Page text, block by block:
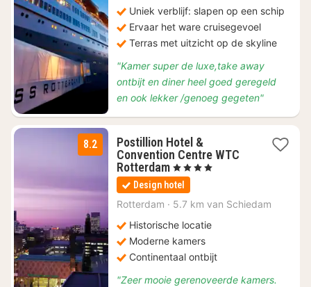
Uniek verblijf: slapen op een schip
Ervaar het ware cruisegevoel
Terras met uitzicht op de skyline
"Kamer super de luxe,take away
ontbijt en diner heel goed geregeld
en ook lekker /genoeg gegeten"
8.2
Postillion Hotel &
Convention Centre WTC
Rotterdam2
nachten
vanaf
€
, 4 Sterren
Design hotel
Rotterdam · 5.7 km van Schiedam
Historische locatie
Moderne kamers
Continentaal ontbijt
"Zeer mooie gerenoveerde kamers.